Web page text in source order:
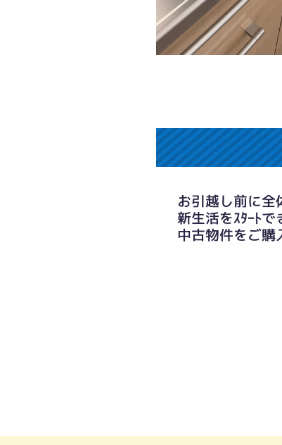
お引越し前に全
新生活をｽﾀｰﾄで
中古物件をご購